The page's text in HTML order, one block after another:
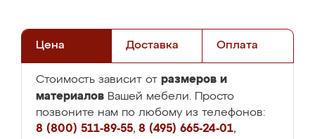
Цена Доставка Оплата
Стоимость зависит от размеров и
материалов Вашей мебели. Просто
позвоните нам по любому из телефонов:
8 (800) 511-89-55, 8 (495) 665-24-01,